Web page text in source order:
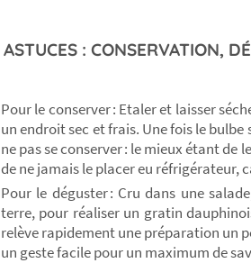
ASTUCES : CONSERVATION,
Pour le conserver : Etaler et laisser
un endroit sec et frais. Une fois le
ne pas se conserver : le mieux étant
de ne jamais le placer eu réfrigérateur,
Pour le déguster : Cru dans une
terre, pour réaliser un gratin
relève rapidement une préparation un
un geste facile pour un maximum de